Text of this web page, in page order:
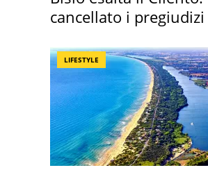
cancellato i
LIFESTYLE